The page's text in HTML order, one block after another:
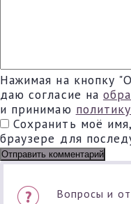
Нажимая на кнопку
даю согласие на
и принимаю
Сохранить моё
браузере для
Вопросы и